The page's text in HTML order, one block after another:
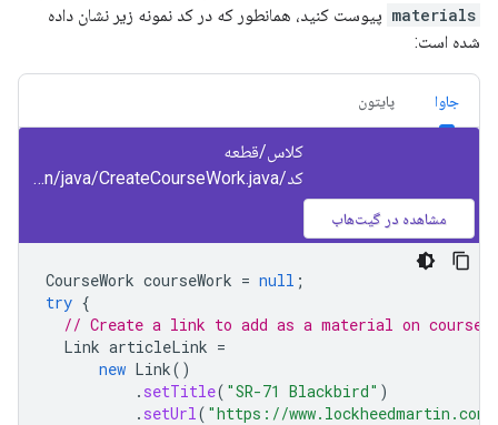
materials پیوست کنید، همانطور که در کد نمونه زیر نشان داده
شده است:
جاوا پایتون
کلاس/قطعه
کد/src/main/java/CreateCourseWork.java
مشاهده در گیت‌هاب
CourseWork courseWork = null ;
try {
// Create a link to add as a material on course
Link articleLink =
new Link()
. setTitle( "SR-71 Blackbird" )
. setUrl( "https://